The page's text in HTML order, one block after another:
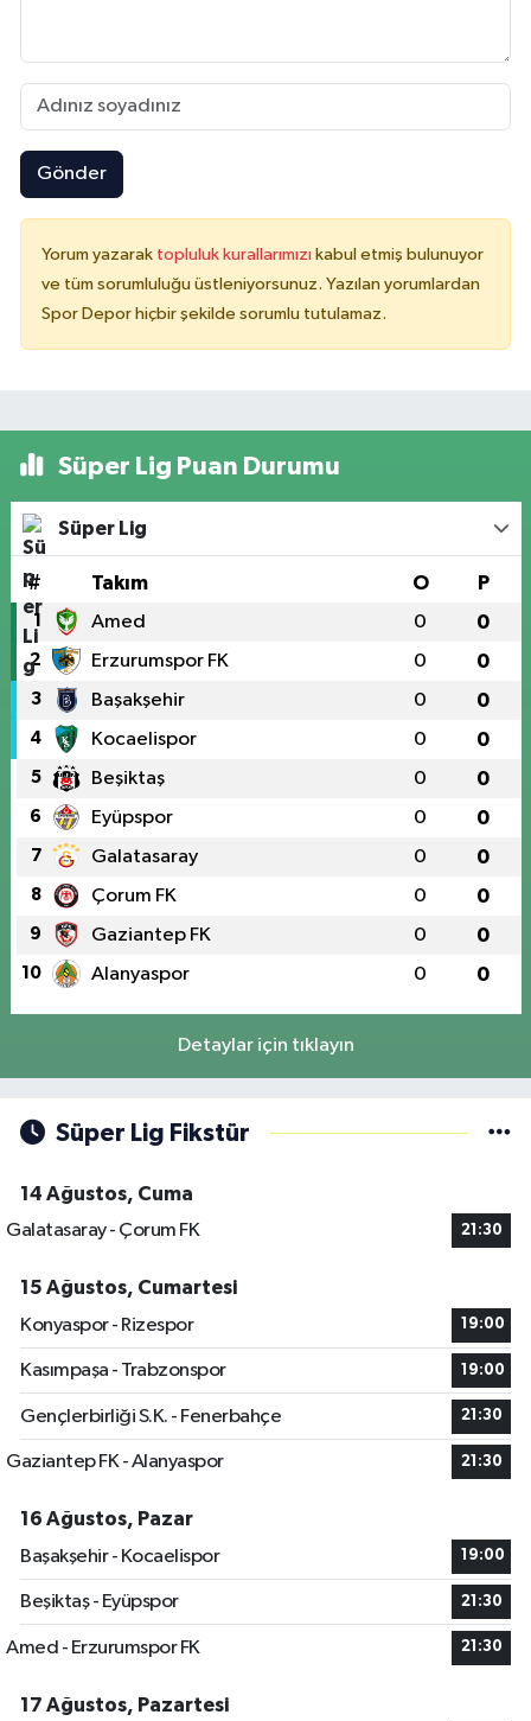
Gönder
Yorum yazarak topluluk kurallarımızı kabul etmiş bulunuyor
ve tüm sorumluluğu üstleniyorsunuz. Yazılan yorumlardan
Spor Depor hiçbir şekilde sorumlu tutulamaz.
Süper Lig Puan Durumu
Süper Lig
# Takım O P
1 Amed 0 0
2 Erzurumspor FK 0 0
3 Başakşehir 0 0
4 Kocaelispor 0 0
5 Beşiktaş 0 0
6 Eyüpspor 0 0
7 Galatasaray 0 0
8 Çorum FK 0 0
9 Gaziantep FK 0 0
10 Alanyaspor 0 0
Detaylar için tıklayın
Süper Lig Fikstür
14 Ağustos, Cuma
Galatasaray - Çorum FK
21:30
15 Ağustos, Cumartesi
Konyaspor - Rizespor
19:00
Kasımpaşa - Trabzonspor 19:00
Gençlerbirliği S.K. - Fenerbahçe 21:30
Gaziantep FK - Alanyaspor 21:30
16 Ağustos, Pazar
Başakşehir - Kocaelispor
19:00
Beşiktaş - Eyüpspor 21:30
Amed - Erzurumspor FK 21:30
17 Ağustos, Pazartesi